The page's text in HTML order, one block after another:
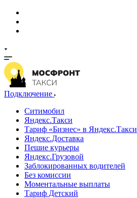
Подключение
Ситимобил
Яндекс.Такси
Тариф «Бизнес» в Яндекс.Такси
Яндекс.Доставка
Пешие курьеры
Яндекс.Грузовой
Заблокированных водителей
Без комиссии
Моментальные выплаты
Тариф Детский